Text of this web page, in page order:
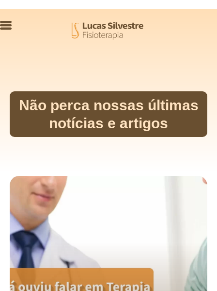
Não perca nossas últimas
notícias e artigos